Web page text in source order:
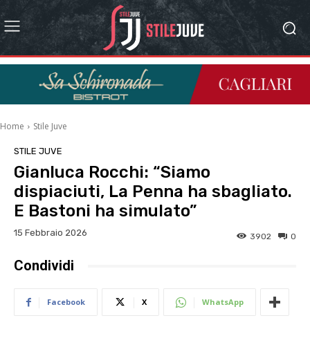
Home Stile Juve
STILE JUVE
Gianluca Rocchi: “Siamo
dispiaciuti, La Penna ha sbagliato.
E Bastoni ha simulato”
15 Febbraio 2026 0
3902
Condividi
Facebook X WhatsApp